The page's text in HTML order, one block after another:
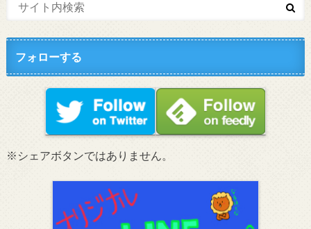
フォローする
※シェアボタンではありません。